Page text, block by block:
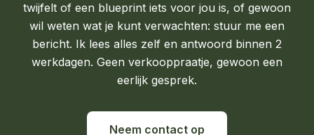
twijfelt of een blueprint iets voor jou is, of gewoon
wil weten wat je kunt verwachten: stuur me een
bericht. Ik lees alles zelf en antwoord binnen 2
werkdagen. Geen verkooppraatje, gewoon een
eerlijk gesprek.
Neem contact op